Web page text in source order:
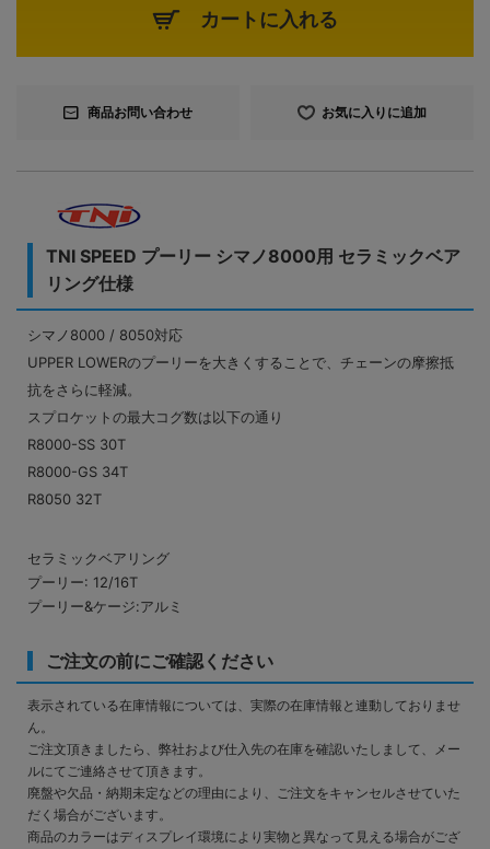
カートに入れる
商品お問い合わせ お気に入りに追加
TNI SPEED プーリー シマノ8000用 セラミックベア
リング仕様
シマノ8000 / 8050対応
UPPER LOWERのプーリーを大きくすることで、チェーンの摩擦抵
抗をさらに軽減。
スプロケットの最大コグ数は以下の通り
R8000-SS 30T
R8000-GS 34T
R8050 32T
セラミックベアリング
プーリー: 12/16T
プーリー&ケージ:アルミ
ご注文の前にご確認ください
表示されている在庫情報については、実際の在庫情報と連動しておりませ
ん。
ご注文頂きましたら、弊社および仕入先の在庫を確認いたしまして、メー
ルにてご連絡させて頂きます。
廃盤や欠品・納期未定などの理由により、ご注文をキャンセルさせていた
だく場合がございます。
商品のカラーはディスプレイ環境により実物と異なって見える場合がござ